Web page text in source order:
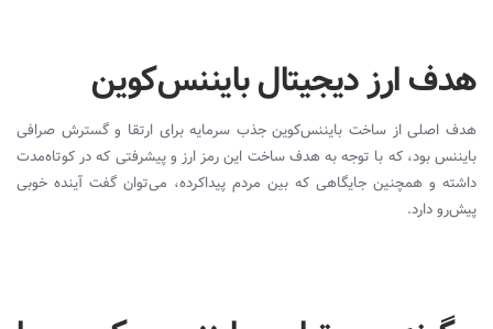
هدف ارز دیجیتال بایننس‌کوین
هدف اصلی از ساخت بایننس‌کوین جذب سرمایه برای ارتقا و گسترش صرافی
بایننس بود، که با توجه به هدف ساخت این رمز ارز و پیشرفتی که در کوتاه‌مدت
داشته و همچنین جایگاهی که بین مردم پیداکرده، میتوان گفت آینده خوبی
پیش‌رو دارد.